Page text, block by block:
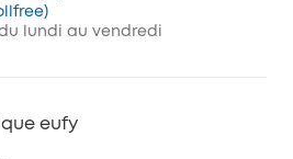
du lundi au vendredi
eufy